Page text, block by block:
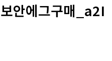
안에그구매_a2I